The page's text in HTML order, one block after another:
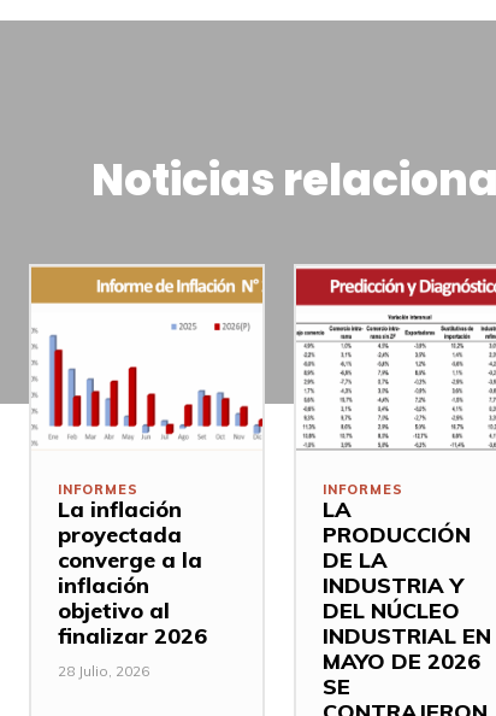
Noticias
INFORMES
La inflación
proyectada
converge a la
inflación
objetivo al
finalizar 2026
28 Julio, 2026
INFORMES
LA
PRODUCCIÓN
DE LA
INDUSTRIA Y
DEL NÚCLEO
INDUSTRIAL EN
MAYO DE 2026
SE